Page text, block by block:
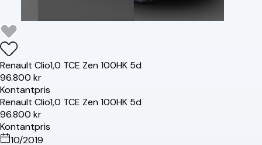
Renault Clio1,0 TCE Zen 100HK 5d
96.800 kr
Kontantpris
Renault Clio1,0 TCE Zen 100HK 5d
96.800 kr
Kontantpris
10/2019